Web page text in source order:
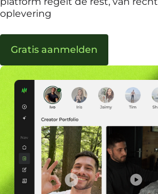
oplevering
Gratis aanmelden